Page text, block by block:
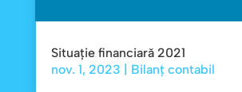
Situație financiară 2021
nov. 1, 2023
Bilanț contabil